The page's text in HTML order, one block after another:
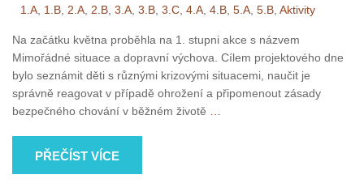
1.A, 1.B, 2.A, 2.B, 3.A, 3.B, 3.C, 4.A, 4.B, 5.A, 5.B, Aktivity
Na začátku května proběhla na 1. stupni akce s názvem
Mimořádné situace a dopravní výchova. Cílem projektového dne
bylo seznámit děti s různými krizovými situacemi, naučit je
správně reagovat v případě ohrožení a připomenout zásady
bezpečného chování v běžném životě …
PŘEČÍST VÍCE